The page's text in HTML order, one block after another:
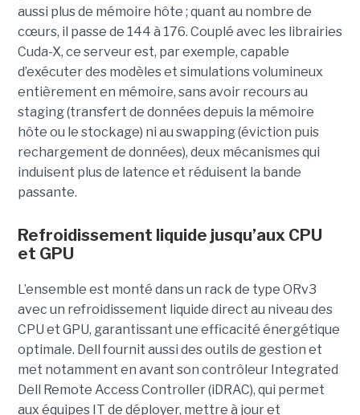
aussi plus de mémoire hôte ; quant au nombre de
cœurs, il passe de 144 à 176. Couplé avec les librairies
Cuda-X, ce serveur est, par exemple, capable
d’exécuter des modèles et simulations volumineux
entièrement en mémoire, sans avoir recours au
staging (transfert de données depuis la mémoire
hôte ou le stockage) ni au swapping (éviction puis
rechargement de données), deux mécanismes qui
induisent plus de latence et réduisent la bande
passante.
Refroidissement liquide jusqu’aux CPU
et GPU
L’ensemble est monté dans un rack de type ORv3
avec un refroidissement liquide direct au niveau des
CPU et GPU, garantissant une efficacité énergétique
optimale. Dell fournit aussi des outils de gestion et
met notamment en avant son contrôleur Integrated
Dell Remote Access Controller (iDRAC), qui permet
aux équipes IT de déployer, mettre à jour et